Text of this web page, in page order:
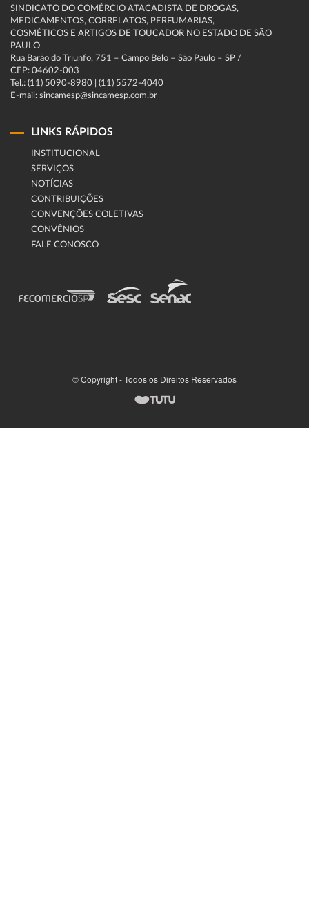
SINDICATO DO COMÉRCIO ATACADISTA DE DROGAS,
MEDICAMENTOS, CORRELATOS, PERFUMARIAS,
COSMÉTICOS E ARTIGOS DE TOUCADOR NO ESTADO DE SÃO
PAULO
Rua Barão do Triunfo, 751 – Campo Belo – São Paulo – SP /
CEP: 04602-003
Tel.: (11) 5090-8980 | (11) 5572-4040
E-mail: sincamesp@sincamesp.com.br
LINKS RÁPIDOS
INSTITUCIONAL
SERVIÇOS
NOTÍCIAS
CONTRIBUIÇÕES
CONVENÇÕES COLETIVAS
CONVÊNIOS
FALE CONOSCO
© Copyright - Todos os Direitos Reservados